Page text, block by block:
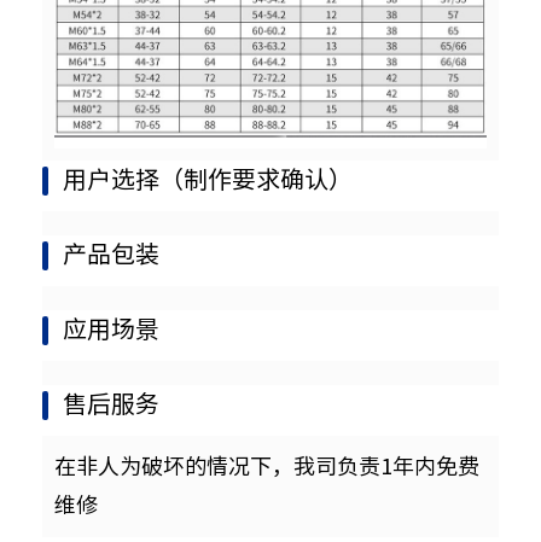
用户选择（制作要求确认）
产品包装
应用场景
售后服务
在非人为破坏的情况下，我司负责1年内免费
维修